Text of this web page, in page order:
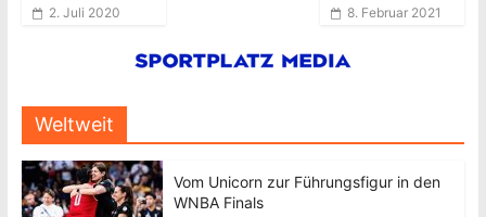
2. Juli 2020 8. Februar 2021
Weltweit
Vom Unicorn zur Führungsfigur in den
WNBA Finals